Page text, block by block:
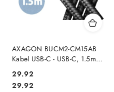
AXAGON BUCM2-CM15AB
Kabel USB-C - USB-C, 1.5m
5A charging, ALU, 240W PD,
oplot, USB2.0, czarny
Cena:
29.92
Cena:
29.92